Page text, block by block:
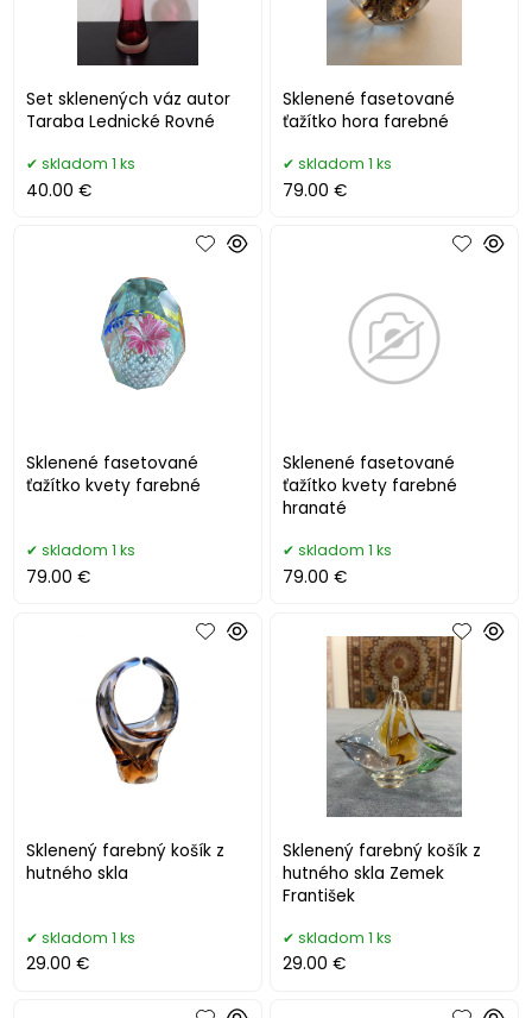
Set sklenených váz autor
Taraba Lednické Rovné
skladom 1 ks
40.00 €
Sklenené fasetované
ťažítko hora farebné
skladom 1 ks
79.00 €
Sklenené fasetované
ťažítko kvety farebné
skladom 1 ks
79.00 €
Sklenené fasetované
ťažítko kvety farebné
hranaté
skladom 1 ks
79.00 €
Sklenený farebný košík z
hutného skla
skladom 1 ks
29.00 €
Sklenený farebný košík z
hutného skla Zemek
František
skladom 1 ks
29.00 €